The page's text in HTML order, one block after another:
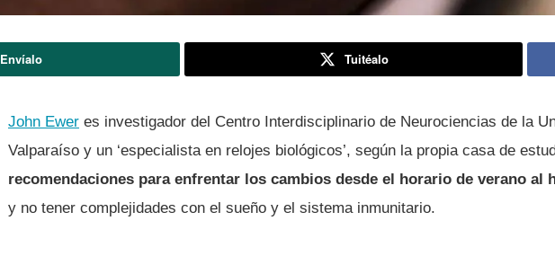
Envíalo Tuitéalo
John Ewer es investigador del Centro Interdisciplinario de Neurociencias de la
Valparaíso y un ‘especialista en relojes biológicos’, según la propia casa de
recomendaciones para enfrentar los cambios desde el horario de verano al
y no tener complejidades con el sueño y el sistema inmunitario.